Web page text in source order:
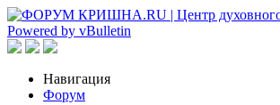
Навигация
Форум